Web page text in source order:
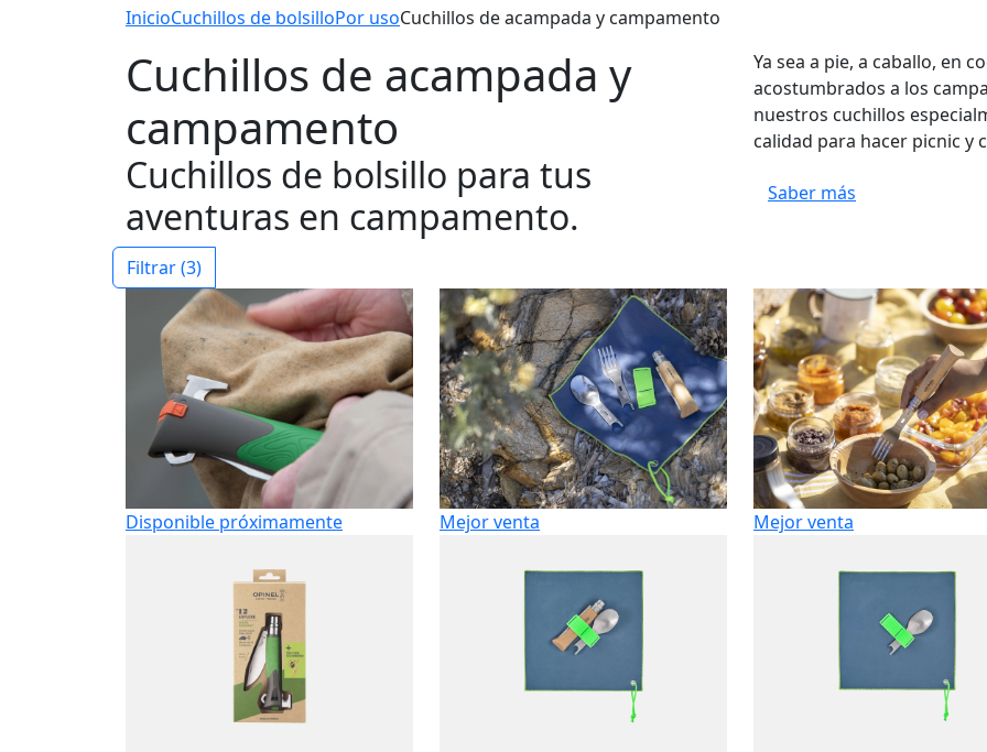
InicioCuchillos de bolsilloPor usoCuchillos de acampada y campamento
Cuchillos de acampada y
campamento
Cuchillos de bolsillo para tus
aventuras en campamento.
Ya sea a pie, a caballo, en
acostumbrados a los
nuestros cuchillos
calidad para hacer picnic y
Saber más
Filtrar(3)
Disponible próximamente Mejor venta Mejor venta